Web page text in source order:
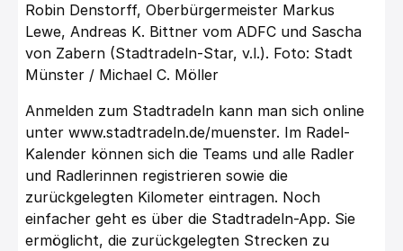
Robin Denstorff, Oberbürgermeister Markus
Lewe, Andreas K. Bittner vom ADFC und Sascha
von Zabern (Stadtradeln-Star, v.l.). Foto: Stadt
Münster / Michael C. Möller
Anmelden zum Stadtradeln kann man sich online
unter www.stadtradeln.de/muenster. Im Radel-
Kalender können sich die Teams und alle Radler
und Radlerinnen registrieren sowie die
zurückgelegten Kilometer eintragen. Noch
einfacher geht es über die Stadtradeln-App. Sie
ermöglicht, die zurückgelegten Strecken zu